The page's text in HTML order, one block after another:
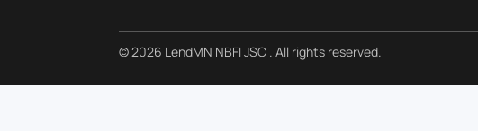
© 2026 LendMN NBFI JSC . All rights reserved.